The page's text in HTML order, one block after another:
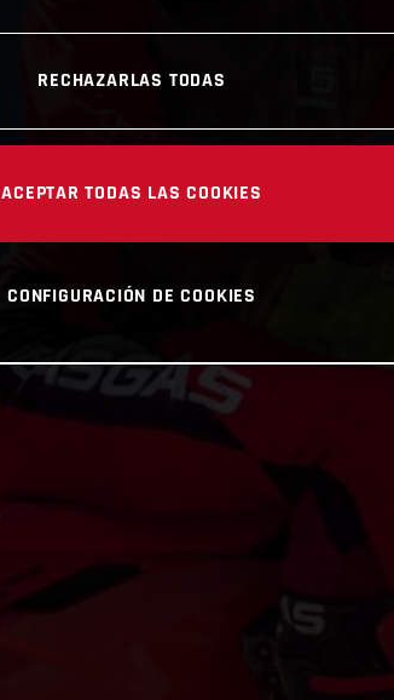
RECHAZARLAS TODAS
ACEPTAR TODAS LAS COOKIES
CONFIGURACIÓN DE COOKIES